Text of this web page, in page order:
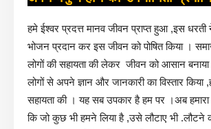
हमे ईश्वर प्रदत्त मानव जीवन प्राप्त हुआ ,इस धरती
भोजन प्रदान कर इस जीवन को पोषित किया ।
लोगों की सहायता की लेकर जीवन को आसान
लोगों से अपने ज्ञान और जानकारी का विस्तार किया
सहायता की । यह सब उपकार है हम पर ।अब हमारा
कि जो कुछ भी हमने लिया है ,उसे लौटाए भी .लौटने का